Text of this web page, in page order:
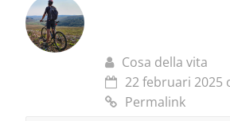
Cosa della vita
22 februari 2025
Permalink